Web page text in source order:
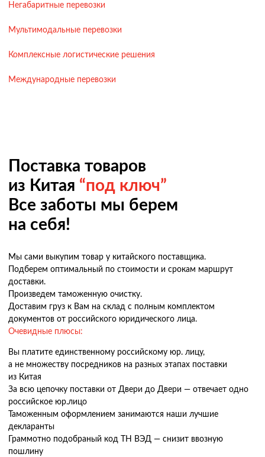
Негабаритные перевозки
Мультимодальные перевозки
Комплексные логистические решения
Международные перевозки
Поставка товаров
из Китая “под ключ”
Все заботы мы берем
на себя!
Мы сами выкупим товар у китайского поставщика.
Подберем оптимальный по стоимости и срокам маршрут
доставки.
Произведем таможенную очистку.
Доставим груз к Вам на склад с полным комплектом
документов от российского юридического лица.
Очевидные плюсы:
Вы платите единственному российскому юр. лицу,
а не множеству посредников на разных этапах поставки
из Китая
За всю цепочку поставки от Двери до Двери — отвечает одно
российское юр.лицо
Таможенным оформлением занимаются наши лучшие
декларанты
Граммотно подобраный код ТН ВЭД — снизит ввозную
пошлину